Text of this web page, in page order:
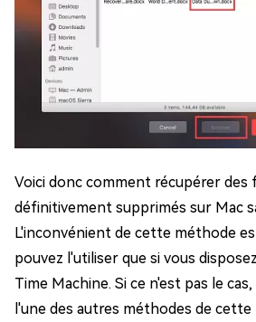
Voici donc comment récupérer des
définitivement supprimés sur Mac
L'inconvénient de cette méthode
pouvez l'utiliser que si vous
Time Machine. Si ce n'est pas le
l'une des autres méthodes de cette